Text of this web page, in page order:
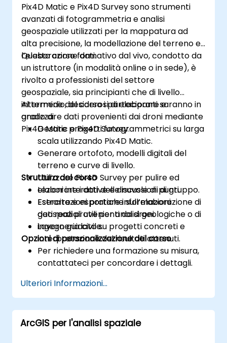
Pix4D Matic e Pix4D Survey sono strumenti
avanzati di fotogrammetria e analisi
geospaziale utilizzati per la mappatura ad
alta precisione, la modellazione del terreno e
l’elaborazione dati.
Questo corso formativo dal vivo, condotto da
un istruttore (in modalità online o in sede), è
rivolto a professionisti del settore
geospaziale, sia principianti che di livello
intermedio, desiderosi di elaborare e
analizzare dati provenienti dai droni mediante
Pix4D Matic e Pix4D Survey.
Al termine del corso i partecipanti saranno in
grado di:
Gestire progetti fotogrammetrici su larga
scala utilizzando Pix4D Matic.
Generare ortofoto, modelli digitali del
terreno e curve di livello.
Utilizzare Pix4D Survey per pulire ed
elaborare i dati delle nuvole di punti.
Estrarre e esportare informazioni
geospaziali utili per analisi geologiche o di
ingegneria civile.
Struttura del corso
Lezioni interattive e discussioni di gruppo.
Esercitazioni pratiche sull’elaborazione di
dati reali provenienti da droni.
Lavoro guidato su progetti concreti e
interpretazione dei risultati ottenuti.
Opzioni di personalizzazione del corso
Per richiedere una formazione su misura,
contattateci per concordare i dettagli.
Ulteriori Informazioni...
ArcGIS per l'analisi spaziale